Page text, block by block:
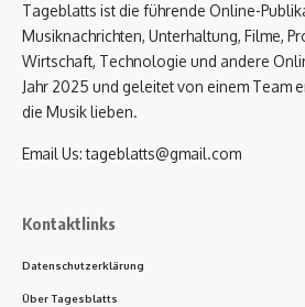
Tageblatts ist die führende Online-
Musiknachrichten, Unterhaltung, Filme,
Wirtschaft, Technologie und andere
Jahr 2025 und geleitet von einem Team
die Musik lieben.
Email Us:tageblatts@gmail.com
Kontaktlinks
Datenschutzerklärung
Über Tagesblatts